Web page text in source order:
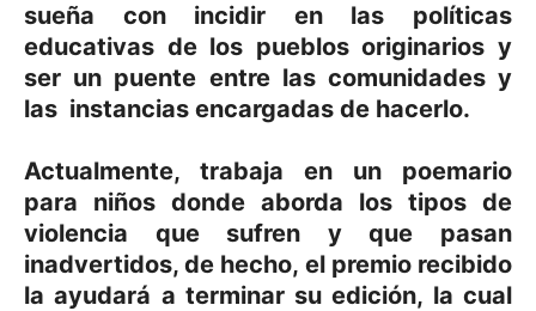
sueña con incidir en las políticas
educativas de los pueblos originarios y
ser un puente entre las comunidades y
las instancias encargadas de hacerlo.
Actualmente, trabaja en un poemario
para niños donde aborda los tipos de
violencia que sufren y que pasan
inadvertidos, de hecho, el premio recibido
la ayudará a terminar su edición, la cual